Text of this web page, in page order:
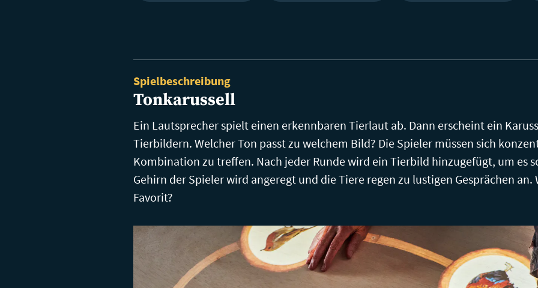
Spielbeschreibung
Tonkarussell
Ein Lautsprecher spielt einen erkennbaren Tierlaut ab. Dann erscheint ein
Tierbildern. Welcher Ton passt zu welchem Bild? Die Spieler müssen sich
Kombination zu treffen. Nach jeder Runde wird ein Tierbild hinzugefügt, um es
Gehirn der Spieler wird angeregt und die Tiere regen zu lustigen Gesprächen an.
Favorit?